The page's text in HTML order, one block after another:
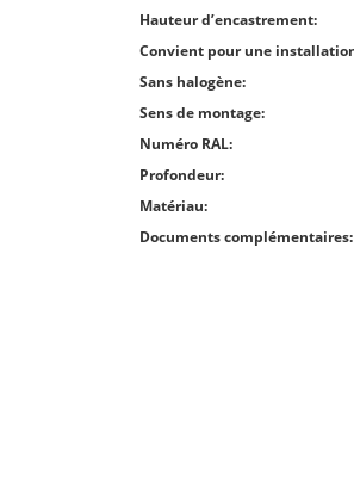
Hauteur d’encastrement:
Sans halogène:
Sens de montage:
Numéro RAL:
Profondeur:
Matériau:
Documents complémentaires: